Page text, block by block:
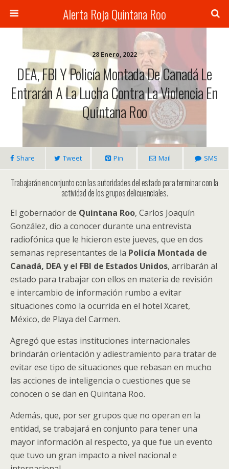
Alerta Roja Quintana Roo
28 Enero, 2022
DEA, FBI Y Policía Montada De Canadá Le
Entrarán A La Lucha Contra La Violencia En
Quintana Roo
Share Tweet Pin Mail SMS
Trabajarán en conjunto con las autoridades del estado para terminar con la
actividad de los grupos delicuenciales.
El gobernador de Quintana Roo, Carlos Joaquín
González, dio a conocer durante una entrevista
radiofónica que le hicieron este jueves, que en dos
semanas representantes de la Policía Montada de
Canadá, DEA y el FBI de Estados Unidos, arribarán al
estado para trabajar con ellos en materia de revisión
e intercambio de información rumbo a evitar
situaciones como la ocurrida en el hotel Xcaret,
México, de Playa del Carmen.
Agregó que estas instituciones internacionales
brindarán orientación y adiestramiento para tratar de
evitar ese tipo de situaciones que rebasan en mucho
las acciones de inteligencia o cuestiones que se
conocen o se dan en Quintana Roo.
Además, que, por ser grupos que no operan en la
entidad, se trabajará en conjunto para tener una
mayor información al respecto, ya que fue un evento
que tuvo un gran impacto a nivel nacional e